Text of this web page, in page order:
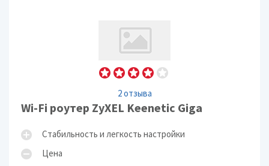
2 отзыва
Wi-Fi роутер ZyXEL Keenetic Giga
Стабильность и легкость настройки
Цена